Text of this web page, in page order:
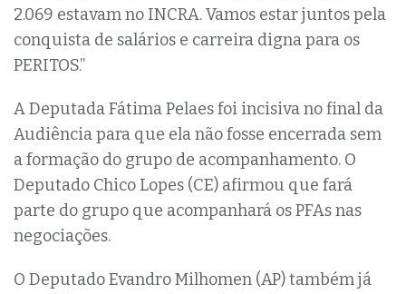
2.069 estavam no INCRA. Vamos estar juntos pela
conquista de salários e carreira digna para os
PERITOS.”
A Deputada Fátima Pelaes foi incisiva no final da
Audiência para que ela não fosse encerrada sem
a formação do grupo de acompanhamento. O
Deputado Chico Lopes (CE) afirmou que fará
parte do grupo que acompanhará os PFAs nas
negociações.
O Deputado Evandro Milhomen (AP) também já